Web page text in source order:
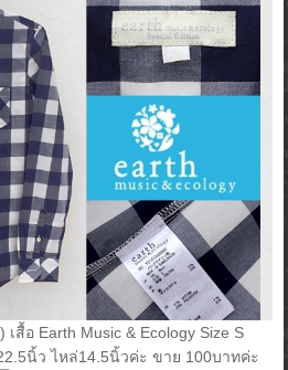
สื้อ Earth Music & Ecology Size S
นิ้ว ไหล่14.5นิ้วค่ะ ขาย 100บาทค่ะ